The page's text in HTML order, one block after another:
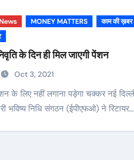
MONEY MATTERS
काम की ख़बर
के दिन ही मिल जाएगी पेंशन
Oct 3, 2021
भविष्य निधि संगठन (ईपीएफओ) ने रिटायर…